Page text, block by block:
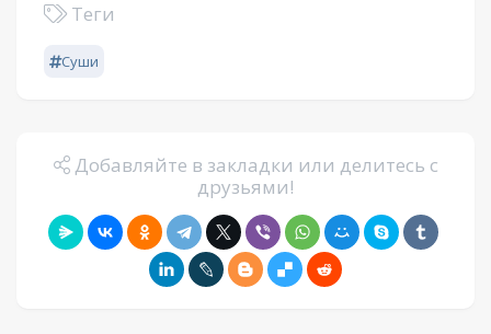
Теги
Суши
Добавляйте в закладки или делитесь с
друзьями!